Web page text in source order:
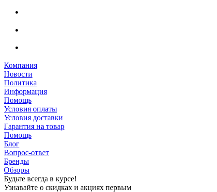
Компания
Новости
Политика
Информация
Помощь
Условия оплаты
Условия доставки
Гарантия на товар
Помощь
Блог
Вопрос-ответ
Бренды
Обзоры
Будьте всегда в курсе!
Узнавайте о скидках и акциях первым